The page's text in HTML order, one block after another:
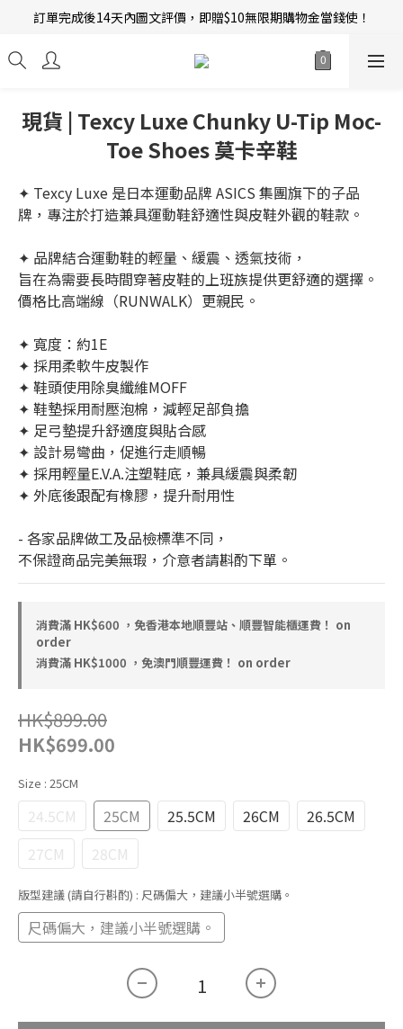
新會員招募中 | 即送 $12 購物金當錢使！
訂單完成後14天內圖文評價，即贈$10無限期購物金當錢使！
新會員招募中 | 即送 $12 購物金當錢使！
現貨 | Texcy Luxe Chunky U-Tip Moc-
Toe Shoes 莫卡辛鞋
✦ Texcy Luxe 是日本運動品牌 ASICS 集團旗下的子品
牌，專注於打造兼具運動鞋舒適性與皮鞋外觀的鞋款。
✦ 品牌結合運動鞋的輕量、緩震、透氣技術，
旨在為需要長時間穿著皮鞋的上班族提供更舒適的選擇。
價格比高端線（RUNWALK）更親民。
✦ 寬度：約1E
✦ 採用柔軟牛皮製作
✦ 鞋頭使用除臭纖維MOFF
✦ 鞋墊採用耐壓泡棉，減輕足部負擔
✦ 足弓墊提升舒適度與貼合感
✦ 設計易彎曲，促進行走順暢
✦ 採用輕量E.V.A.注塑鞋底，兼具緩震與柔韌
✦ 外底後跟配有橡膠，提升耐用性
- 各家品牌做工及品檢標準不同，
不保證商品完美無瑕，介意者請斟酌下單。
消費滿 HK$600 ，免香港本地順豐站、順豐智能櫃運費！ on
order
消費滿 HK$1000 ，免澳門順豐運費！ on order
HK$899.00
HK$699.00
Size : 25CM
24.5CM 25CM 25.5CM 26CM
26.5CM
27CM
28CM
版型建議 (請自行斟酌) : 尺碼偏大，建議小半號選購。
尺碼偏大，建議小半號選購。